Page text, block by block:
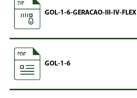
GOL-1-6-GERACAO-III-IV-FLEX
GOL-1-6